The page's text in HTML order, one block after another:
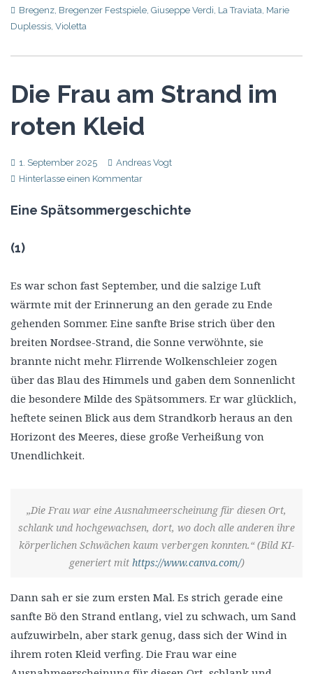
Bregenz Bregenzer Festspiele Giuseppe Verdi La Traviata Marie
Duplessis Violetta
Die Frau am Strand im
roten Kleid
1. September 2025
Andreas Vogt
Hinterlasse einen Kommentar
Eine Spätsommergeschichte
(1)
Es war schon fast September, und die salzige Luft
wärmte mit der Erinnerung an den gerade zu Ende
gehenden Sommer. Eine sanfte Brise strich über den
breiten Nordsee-Strand, die Sonne verwöhnte, sie
brannte nicht mehr. Flirrende Wolkenschleier zogen
über das Blau des Himmels und gaben dem Sonnenlicht
die besondere Milde des Spätsommers. Er war glücklich,
heftete seinen Blick aus dem Strandkorb heraus an den
Horizont des Meeres, diese große Verheißung von
Unendlichkeit.
„Die Frau war eine Ausnahmeerscheinung für diesen Ort,
schlank und hochgewachsen, dort, wo doch alle anderen ihre
körperlichen Schwächen kaum verbergen konnten.“ (Bild KI-
generiert mit https://www.canva.com/)
Dann sah er sie zum ersten Mal. Es strich gerade eine
sanfte Bö den Strand entlang, viel zu schwach, um Sand
aufzuwirbeln, aber stark genug, dass sich der Wind in
ihrem roten Kleid verfing. Die Frau war eine